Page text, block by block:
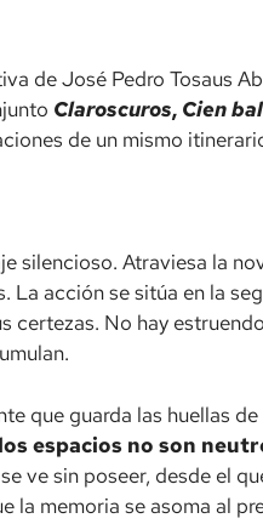
de José Pedro Tosaus
Claroscuros, Cien
de un mismo
silencioso. Atraviesa la
acción se sitúa en la
certezas. No hay
que guarda las huellas
los espacios no son
ve sin poseer, desde el
la memoria se asoma al